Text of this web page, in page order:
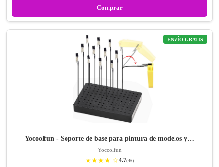
Comprar
ENVÍO GRATIS
Yocoolfun - Soporte de base para pintura de modelos y…
Yocoolfun
★★★★ ☆4.7(46)